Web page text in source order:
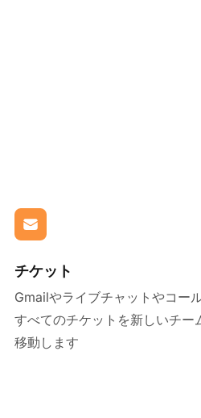
チケット
Gmailやライブチャットやコー
すべてのチケットを新しいチー
移動します